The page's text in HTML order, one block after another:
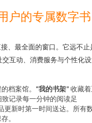
户的专属数字书
、最全面的窗口。它远不止
互动、消费服务与个性化
档案馆。 “我的书架”收藏
致记录每一分钟的阅读足
更新时第一时间送达。所有
。